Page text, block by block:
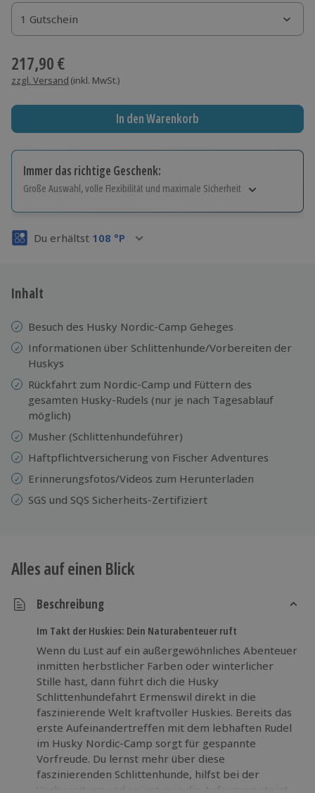
1 Gutschein
1 Gutschein
1 Gutschein
217,90 €
zzgl. Versand (inkl. MwSt.)
In den Warenkorb
Immer das richtige Geschenk:
Große Auswahl, volle Flexibilität und maximale Sicherheit
Volle Flexibilität
3 Jahre gültig & verlängerbar.
Du erhältst 108 °P
Inhalt
Besuch des Husky Nordic-Camp Geheges
Informationen über Schlittenhunde/Vorbereiten der
Huskys
Rückfahrt zum Nordic-Camp und Füttern des
gesamten Husky-Rudels (nur je nach Tagesablauf
möglich)
Musher (Schlittenhundeführer)
Haftpflichtversicherung von Fischer Adventures
Erinnerungsfotos/Videos zum Herunterladen
SGS und SQS Sicherheits-Zertifiziert
Alles auf einen Blick
Beschreibung
Im Takt der Huskies: Dein Naturabenteuer ruft
Wenn du Lust auf ein außergewöhnliches Abenteuer
inmitten herbstlicher Farben oder winterlicher
Stille hast, dann führt dich die Husky
Schlittenhundefahrt Ermenswil direkt in die
faszinierende Welt kraftvoller Huskies. Bereits das
erste Aufeinandertreffen mit dem lebhaften Rudel
im Husky Nordic-Camp sorgt für gespannte
Vorfreude. Du lernst mehr über diese
faszinierenden Schlittenhunde, hilfst bei der
Vorbereitung und spürst, wie die Aufregung steigt.